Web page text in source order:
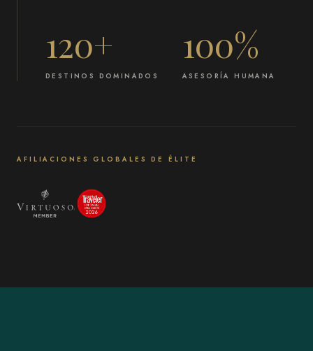
120+
DESTINOS DOMINADOS
100%
ASESORÍA HUMANA
AFILIACIONES GLOBALES DE ÉLITE